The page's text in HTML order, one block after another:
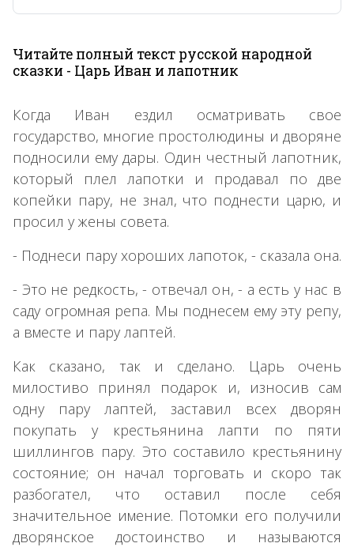
Читайте полный текст русской народной
сказки - Царь Иван и лапотник
Когда Иван ездил осматривать свое
государство, многие простолюдины и дворяне
подносили ему дары. Один честный лапотник,
который плел лапотки и продавал по две
копейки пару, не знал, что поднести царю, и
просил у жены совета.
- Поднеси пару хороших лапоток, - сказала она.
- Это не редкость, - отвечал он, - а есть у нас в
саду огромная репа. Мы поднесем ему эту репу,
а вместе и пару лаптей.
Как сказано, так и сделано. Царь очень
милостиво принял подарок и, износив сам
одну пару лаптей, заставил всех дворян
покупать у крестьянина лапти по пяти
шиллингов пару. Это составило крестьянину
состояние; он начал торговать и скоро так
разбогател, что оставил после себя
значительное имение. Потомки его получили
дворянское достоинство и называются